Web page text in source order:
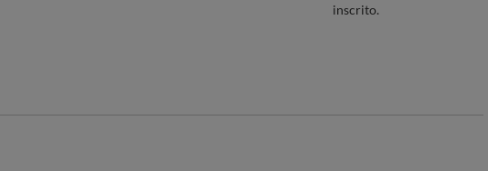
inscrito.